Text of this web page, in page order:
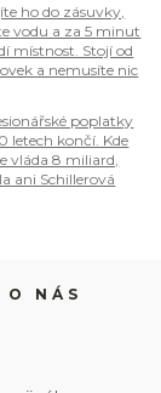
ho do zásuvky,
vodu a za 5 minut
místnost. Stojí od
a nemusíte nic
poplatky
letech končí. Kde
vláda 8 miliard,
ani Schillerová
O NÁS